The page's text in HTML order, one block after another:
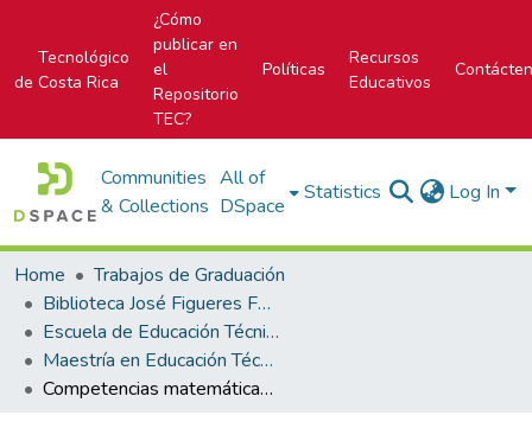
Tecnológico
de Costa Rica
¿Cómo
publicar en
el
Repositorio
TEC?
Políticas
Recursos
Educativos
Communities
& Collections
All of
DSpace
Statistics Log In
Home
Trabajos de Graduación
Biblioteca José Figueres Ferrer
Escuela de Educación Técnica
Maestría en Educación Técnica
Competencias matemáticas que deben fortalecer los estudiantes de 11° año en la especialidad de Dibujo Arquitectónico del Colegio Técnico Profesional de Oreamuno, para la elaboración de presupuestos de obras civiles